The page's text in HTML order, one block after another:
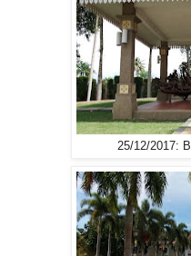
25/12/2017: